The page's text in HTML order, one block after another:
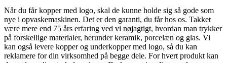
Når du får kopper med logo, skal de kunne holde sig så gode som
nye i opvaskemaskinen. Det er den garanti, du får hos os. Takket
være mere end 75 års erfaring ved vi nøjagtigt, hvordan man trykker
på forskellige materialer, herunder keramik, porcelæn og glas. Vi
kan også levere kopper og underkopper med logo, så du kan
reklamere for din virksomhed på begge dele. For hvert produkt kan